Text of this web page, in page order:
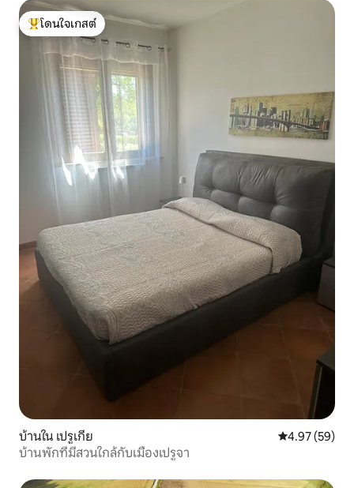
โดนใจเกสต์ที่สุด
โดนใจเกสต์
บ้านใน เปรูเกีย คะแนนเฉลี่ย
4.97 (59)
บ้านพักที่มีสวนใกล้กับเมืองเปรูจา